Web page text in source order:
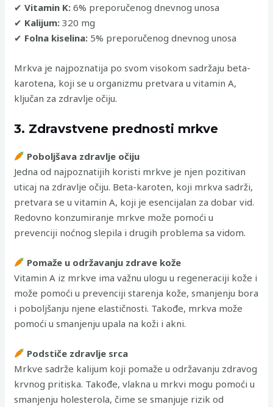
✔Vitamin K: 6% preporučenog dnevnog unosa
✔ Kalijum: 320 mg
✔ Folna kiselina: 5% preporučenog dnevnog unosa
Mrkva je najpoznatija po svom visokom sadržaju beta-
karotena, koji se u organizmu pretvara u vitamin A,
ključan za zdravlje očiju.
3. Zdravstvene prednosti mrkve
Poboljšava zdravlje očiju
Jedna od najpoznatijih koristi mrkve je njen pozitivan
uticaj na zdravlje očiju. Beta-karoten, koji mrkva sadrži,
pretvara se u vitamin A, koji je esencijalan za dobar vid.
Redovno konzumiranje mrkve može pomoći u
prevenciji noćnog slepila i drugih problema sa vidom.
Pomaže u održavanju zdrave kože
Vitamin A iz mrkve ima važnu ulogu u regeneraciji kože i
može pomoći u prevenciji starenja kože, smanjenju bora
i poboljšanju njene elastičnosti. Takođe, mrkva može
pomoći u smanjenju upala na koži i akni.
Podstiče zdravlje srca
Mrkve sadrže kalijum koji pomaže u održavanju zdravog
krvnog pritiska. Takođe, vlakna u mrkvi mogu pomoći u
smanjenju holesterola, čime se smanjuje rizik od